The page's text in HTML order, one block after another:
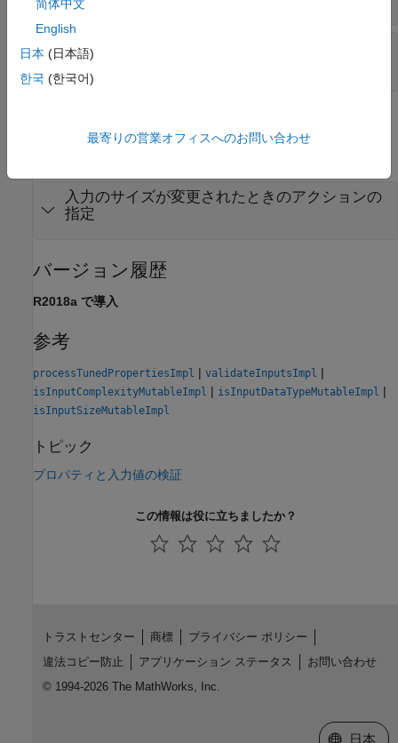
input1,input2,...
System object アルゴリズムへの入力
入力のサイズが変更されたときのアクションの
指定
バージョン履歴
R2018a で導入
参考
processTunedPropertiesImpl | validateInputsImpl |
isInputComplexityMutableImpl | isInputDataTypeMutableImpl |
isInputSizeMutableImpl
トピック
プロパティと入力値の検証
この情報は役に立ちましたか？
简体中文
English
日本 (日本語)
한국 (한국어)
最寄りの営業オフィスへのお問い合わせ
トラストセンター 商標
プライバシー ポリシー
違法コピー防止
アプリケーション ステータス
お問い合わせ
© 1994-2026 The MathWorks, Inc.
Web サイ
日本